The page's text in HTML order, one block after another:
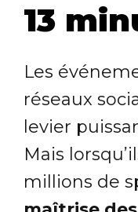
13
Les
réseaux
levier
Mais
millions de